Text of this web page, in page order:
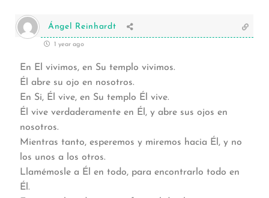
Ángel Reinhardt
1 year ago
En El vivimos, en Su templo vivimos.
Él abre su ojo en nosotros.
En Si, Él vive, en Su templo Él vive.
Él vive verdaderamente en Él, y abre sus ojos en
nosotros.
Mientras tanto, esperemos y miremos hacia Él, y no
los unos a los otros.
Llamémosle a Él en todo, para encontrarlo todo en
Él.